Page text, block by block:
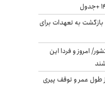
بازگشت به تعهدات برای
امروز و فردا این
راز طول عمر و توقف پیری